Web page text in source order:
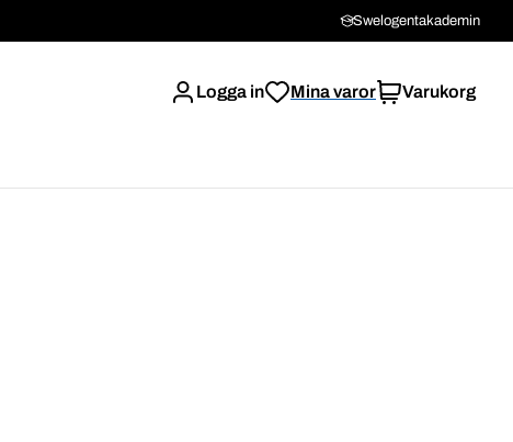
Swelogentakademin
Logga in Mina varor Varukorg